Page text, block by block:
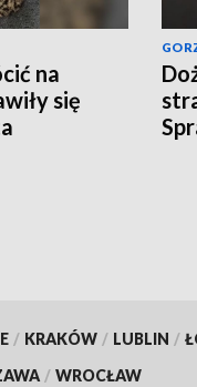
na
się
/ KRAKÓW / LUBLIN /
/ WROCŁAW